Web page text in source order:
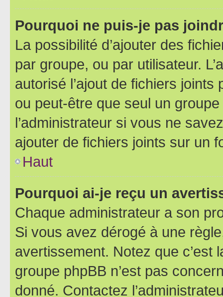
Pourquoi ne puis-je pas
La possibilité d’ajouter des
par groupe, ou par utilisateur.
autorisé l’ajout de fichiers
ou peut-être que seul un
l’administrateur si vous ne
ajouter de fichiers joints sur un
Haut
Pourquoi ai-je reçu un
Chaque administrateur a son
Si vous avez dérogé à une
avertissement. Notez que c’est
groupe phpBB n’est pas
donné. Contactez